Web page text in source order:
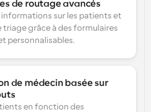
de routage avancés
sur les patients et
triage grâce à des formulaires
personnalisables.
de médecin basée sur
en fonction des